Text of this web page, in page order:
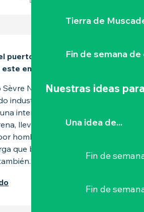
Tierra de
Fin de semana
Nuestras ideas
Una idea de...
Fin de
Fin de
puerto... Almuerzo a orillas
encantador puerto.
Nantaise, varios puertos
industrial. El de La Haye-
intensa actividad con el
llevada en barcazas de
hombres o caballos a través
que bordea las orillas. Las